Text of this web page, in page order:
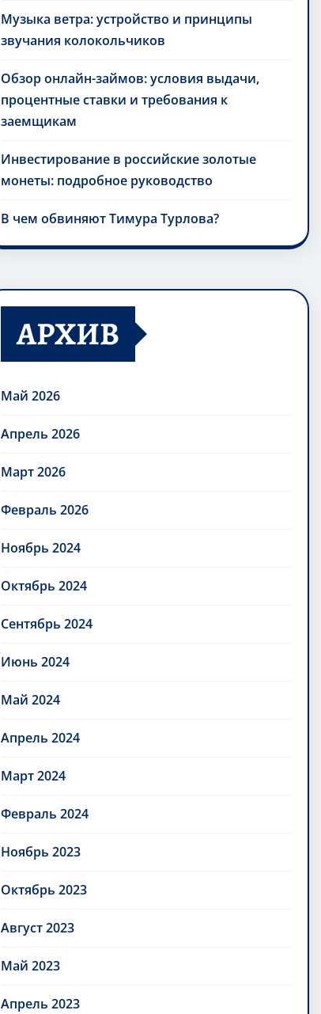
Музыка ветра: устройство и принципы
звучания колокольчиков
Обзор онлайн-займов: условия выдачи,
процентные ставки и требования к
заемщикам
Инвестирование в российские золотые
монеты: подробное руководство
В чем обвиняют Тимура Турлова?
АРХИВ
Май 2026
Апрель 2026
Март 2026
Февраль 2026
Ноябрь 2024
Октябрь 2024
Сентябрь 2024
Июнь 2024
Май 2024
Апрель 2024
Март 2024
Февраль 2024
Ноябрь 2023
Октябрь 2023
Август 2023
Май 2023
Апрель 2023